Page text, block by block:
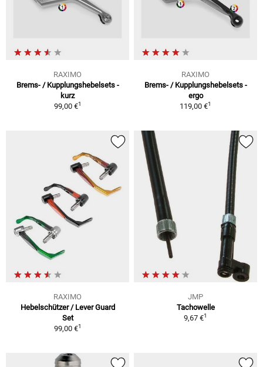
RAXIMO
Brems- / Kupplungshebelsets -
kurz
99,00 €1
RAXIMO
Brems- / Kupplungshebelsets -
ergo
119,00 €1
RAXIMO
Hebelschützer / Lever Guard
Set
99,00 €1
JMP
Tachowelle
9,67 €1